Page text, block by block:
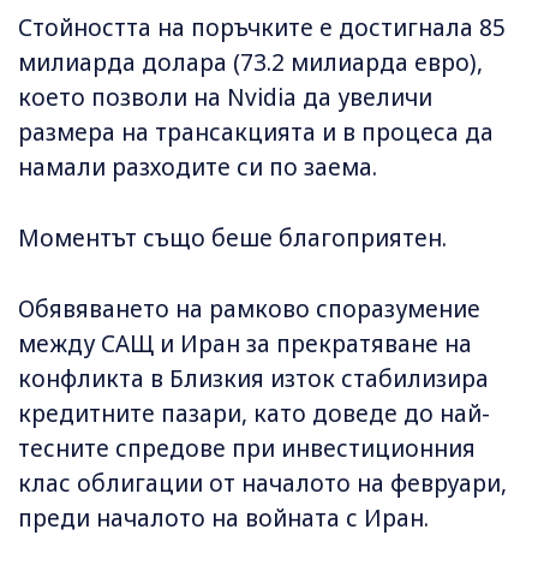
Стойността на поръчките е достигнала 85
милиарда долара (73.2 милиарда евро),
което позволи на Nvidia да увеличи
размера на трансакцията и в процеса да
намали разходите си по заема.
Моментът също беше благоприятен.
Обявяването на рамково споразумение
между САЩ и Иран за прекратяване на
конфликта в Близкия изток стабилизира
кредитните пазари, като доведе до най-
тесните спредове при инвестиционния
клас облигации от началото на февруари,
преди началото на войната с Иран.